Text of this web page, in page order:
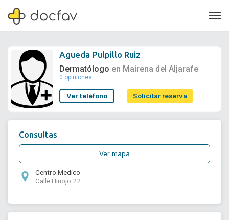
Soporte
Agueda Pulpillo Ruiz
Dermatólogo en Mairena del Aljarafe
0 opiniones
Ver teléfono Solicitar reserva
Consultas
Ver mapa
Centro Medico
Calle Hinojo 22